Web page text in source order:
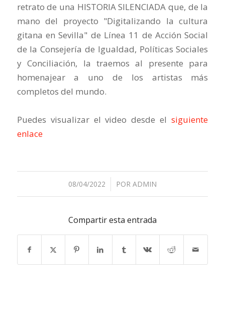
retrato de una HISTORIA SILENCIADA que, de la
mano del proyecto "Digitalizando la cultura
gitana en Sevilla" de Línea 11 de Acción Social
de la Consejería de Igualdad, Políticas Sociales
y Conciliación, la traemos al presente para
homenajear a uno de los artistas más
completos del mundo.
Puedes visualizar el video desde elsiguiente
enlace
08/04/2022
/ POR ADMIN
Compartir esta entrada